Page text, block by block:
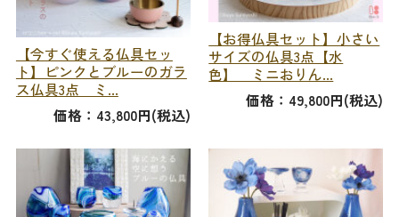
【今すぐ使える仏具セッ
ト】ピンクとブルーのガラ
ス仏具3点 ミ...
価格：43,800円(税込)
【お得仏具セット】小さい
サイズの仏具3点【水
色】 ミニおりん...
価格：49,800円(税込)